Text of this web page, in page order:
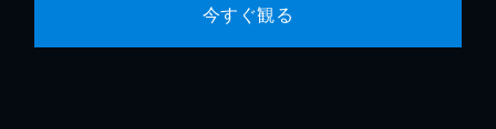
今すぐ観る